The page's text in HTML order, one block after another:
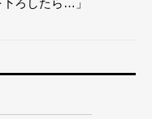
ろしたら…」